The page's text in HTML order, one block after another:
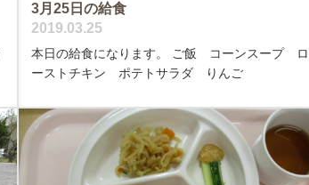
3月25日の給食
2019.03.25
本日の給食になります。 ご飯 コーンスープ ロ
ーストチキン ポテトサラダ りんご